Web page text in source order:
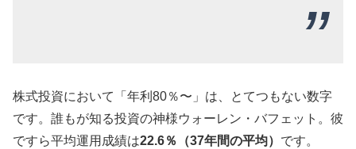
株式投資において「年利80％〜」は、とてつもない数字
です。誰もが知る投資の神様ウォーレン・バフェット。彼
ですら平均運用成績は22.6％（37年間の平均） です。